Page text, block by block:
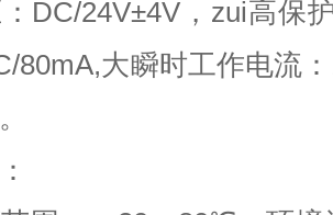
DC/24V±4V，zui高保
80mA,大瞬时工作电流